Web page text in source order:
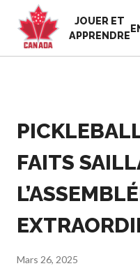
EN
FR
chose?
Histoire de Pickleball
Canada
alignements
organisationnels
Associations
Accueil
reconnaissance
2025
Nouvelles
JOUER ET
APPRENDRE
FAITS
Mars 26, 2025